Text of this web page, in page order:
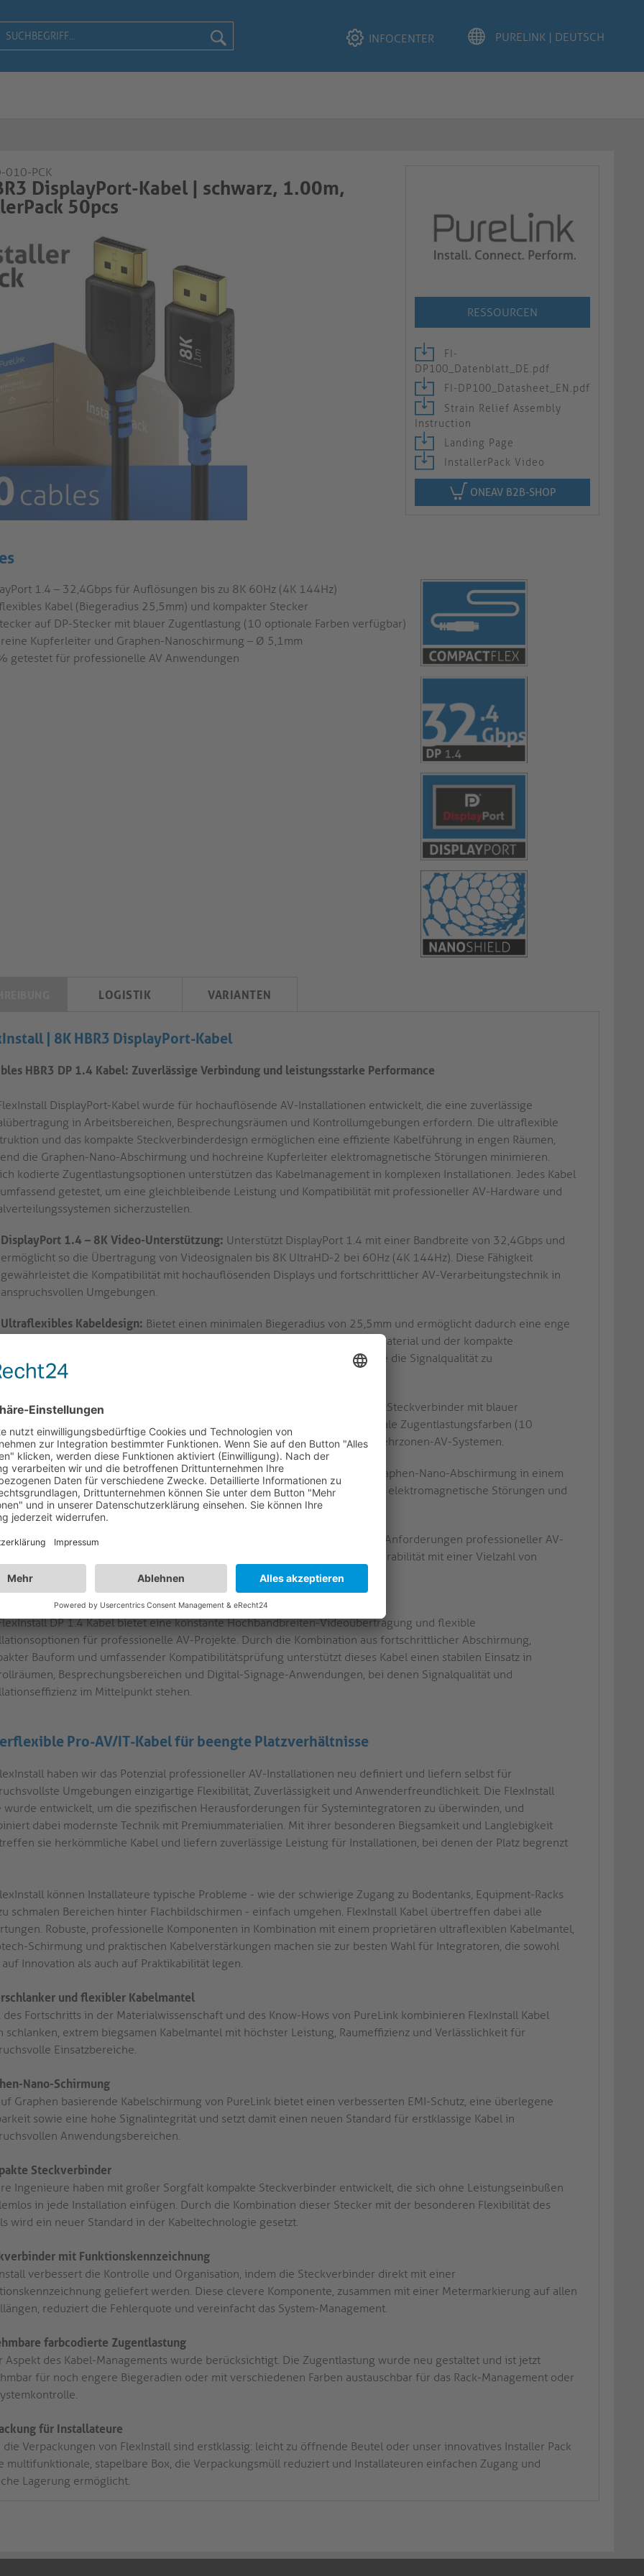
INFOCENTER
010-PCK
DisplayPort-Kabel | schwarz, 1.00m,
50pcs​​​​​​​​​​​​​​
RESSOURCEN
FI-
DP100_Datenblatt_DE.pdf
FI-DP100_Datasheet_EN.pdf
Strain Relief Assembly
Instruction
Landing Page
InstallerPack Video
ONEAV B2B-SHOP
1.4 – 32,4Gbps für Auflösungen bis zu 8K 60Hz (4K 144Hz)
Kabel (Biegeradius 25,5mm) und kompakter Stecker
auf DP-Stecker mit blauer Zugentlastung (10 optionale Farben verfügbar)
Kupferleiter und Graphen-Nanoschirmung – Ø 5,1mm
getestet für professionelle AV Anwendungen
LOGISTIK VARIANTEN
| 8K HBR3 DisplayPort-Kabel
HBR3 DP 1.4 Kabel: Zuverlässige Verbindung und leistungsstarke Performance
DisplayPort-Kabel wurde für hochauflösende AV-Installationen entwickelt, die eine zuverlässige
in Arbeitsbereichen, Besprechungsräumen und Kontrollumgebungen erfordern. Die ultraflexible
und das kompakte Steckverbinderdesign ermöglichen eine effiziente Kabelführung in engen Räumen,
die Graphen-Nano-Abschirmung und hochreine Kupferleiter elektromagnetische Störungen minimieren.
kodierte Zugentlastungsoptionen unterstützen das Kabelmanagement in komplexen Installationen. Jedes Kabel
getestet, um eine gleichbleibende Leistung und Kompatibilität mit professioneller AV-Hardware und
sicherzustellen.
DisplayPort 1.4 – 8K Video-Unterstützung: Unterstützt DisplayPort 1.4 mit einer Bandbreite von 32,4Gbps und
ermöglicht so die Übertragung von Videosignalen bis 8K UltraHD-2 bei 60Hz (4K 144Hz). Diese Fähigkeit
gewährleistet die Kompatibilität mit hochauflösenden Displays und fortschrittlicher AV-Verarbeitungstechnik in
anspruchsvollen Umgebungen.
Ultraflexibles Kabeldesign: Bietet einen minimalen Biegeradius von 25,5mm und ermöglicht dadurch eine enge
Verlegung in Racks, Rednerpulten oder hinter Displays. Das flexible Mantelmaterial und der kompakte
Steckverbinder erleichtern die Installation in platzkritischen AV-Setups, ohne die Signalqualität zu
beeinträchtigen.
DP-Stecker-zu-DP-Stecker-Konfiguration:
Verwendet an beiden Enden DP-Steckverbinder mit blauer
Zugentlastung für mechanischen Schutz und einfache Identifikation. Optionale Zugentlastungsfarben (10
verfügbar) ermöglichen ein klares Kabelmanagement in Mehrkanal- oder Mehrzonen-AV-Systemen.
Graphen-Nano-Abschirmung:Integriert hochreine Kupferleiter und eine Graphen-Nano-Abschirmung in einem
Kabeldurchmesser von 5,1mm. Diese Bauweise reduziert Signalverluste und elektromagnetische Störungen und
unterstützt einen stabilen Betrieb in elektrisch belasteten Umgebungen.
100 % AV-Anwendungstest:
Jedes Kabel wird vollständig getestet, um den Anforderungen professioneller AV-
Installationen zu entsprechen und eine zuverlässige Leistung sowie Interoperabilität mit einer Vielzahl von
DisplayPort-Quell- und Anzeigegeräten zu gewährleisten.
hochauflösende Signalübertragung
DP 1.4 Kabel bietet eine konstante Hochbandbreiten-Videoübertragung und flexible
für professionelle AV-Projekte. Durch die Kombination aus fortschrittlicher Abschirmung,
Bauform und umfassender Kompatibilitätsprüfung unterstützt dieses Kabel einen stabilen Einsatz in
Besprechungsbereichen und Digital-Signage-Anwendungen, bei denen Signalqualität und
im Mittelpunkt stehen.
Pro-AV/IT-Kabel für beengte Platzverhältnisse
haben wir das Potenzial professioneller AV-Installationen neu definiert und liefern selbst für
Umgebungen einzigartige Flexibilität, Zuverlässigkeit und Anwenderfreundlichkeit. Die FlexInstall
wurde entwickelt, um die spezifischen Herausforderungen für Systemintegratoren zu überwinden, und
dabei modernste Technik mit Premiummaterialien. Mit ihrer besonderen Biegsamkeit und Langlebigkeit
sie herkömmliche Kabel und liefern zuverlässige Leistung für Installationen, bei denen der Platz begrenzt
können Installateure typische Probleme - wie der schwierige Zugang zu Bodentanks, Equipment-Racks
schmalen Bereichen hinter Flachbildschirmen - einfach umgehen. FlexInstall Kabel übertreffen dabei alle
Robuste, professionelle Komponenten in Kombination mit einem proprietären ultraflexiblen Kabelmantel,
Schirmung und praktischen Kabelverstärkungen machen sie zur besten Wahl für Integratoren, die sowohl
Innovation als auch auf Praktikabilität legen.
und flexibler Kabelmantel
des Fortschritts in der Materialwissenschaft und des Know-Hows von PureLink kombinieren FlexInstall Kabel
schlanken, extrem biegsamen Kabelmantel mit höchster Leistung, Raumeffizienz und Verlässlichkeit für
Einsatzbereiche.
Nano-Schirmung
Graphen basierende Kabelschirmung von PureLink bietet einen verbesserten EMI-Schutz, eine überlegene
sowie eine hohe Signalintegrität und setzt damit einen neuen Standard für erstklassige Kabel in
Anwendungsbereichen.
Steckverbinder
Ingenieure haben mit großer Sorgfalt kompakte Steckverbinder entwickelt, die sich ohne Leistungseinbußen
in jede Installation einfügen. Durch die Kombination dieser Stecker mit der besonderen Flexibilität des
wird ein neuer Standard in der Kabeltechnologie gesetzt.
mit Funktionskennzeichnung
verbessert die Kontrolle und Organisation, indem die Steckverbinder direkt mit einer
geliefert werden. Diese clevere Komponente, zusammen mit einer Metermarkierung auf allen
reduziert die Fehlerquote und vereinfacht das System-Management.
farbcodierte Zugentlastung
Aspekt des Kabel-Managements wurde berücksichtigt. Die Zugentlastung wurde neu gestaltet und ist jetzt
für noch engere Biegeradien oder mit verschiedenen Farben austauschbar für das Rack-Management oder
für Installateure
die Verpackungen von FlexInstall sind erstklassig: leicht zu öffnende Beutel oder unser innovatives Installer Pack
multifunktionale, stapelbare Box, die Verpackungsmüll reduziert und Installateuren einfachen Zugang und
Lagerung ermöglicht.